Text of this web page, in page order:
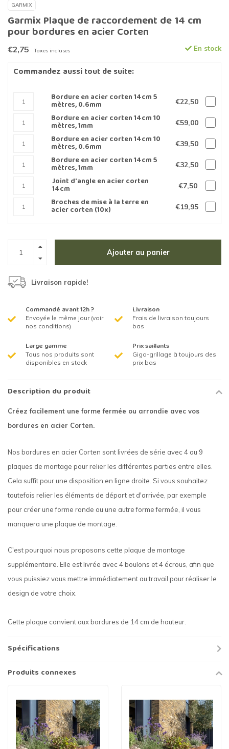
GARMIX
Garmix Plaque de raccordement de 14 cm
pour bordures en acier Corten
€2,75 Taxes incluses En stock
Commandez aussi tout de suite:
Bordure en acier corten 14cm 5
mètres, 0.6mm €22,50
Bordure en acier corten 14cm 10
mètres, 1mm €59,00
Bordure en acier corten 14cm 10
mètres, 0.6mm €39,50
Bordure en acier corten 14cm 5
mètres, 1mm €32,50
Joint d'angle en acier corten
14cm €7,50
Broches de mise à la terre en
acier corten (10x) €19,95
Ajouter au panier
Livraison rapide!
Commandé avant 12h ?
Envoyée le même jour (voir
nos conditions)
Livraison
Frais de livraison toujours
bas
Large gamme
Tous nos produits sont
disponibles en stock
Prix saillants
Giga-grillage à toujours des
prix bas
Description du produit
Créez facilement une forme fermée ou arrondie avec vos
bordures en acier Corten.
Nos bordures en acier Corten sont livrées de série avec 4 ou 9
plaques de montage pour relier les différentes parties entre elles.
Cela suffit pour une disposition en ligne droite. Si vous souhaitez
toutefois relier les éléments de départ et d'arrivée, par exemple
pour créer une forme ronde ou une autre forme fermée, il vous
manquera une plaque de montage.
C'est pourquoi nous proposons cette plaque de montage
supplémentaire. Elle est livrée avec 4 boulons et 4 écrous, afin que
vous puissiez vous mettre immédiatement au travail pour réaliser le
design de votre choix.
Cette plaque convient aux bordures de 14 cm de hauteur.
Spécifications
Produits connexes